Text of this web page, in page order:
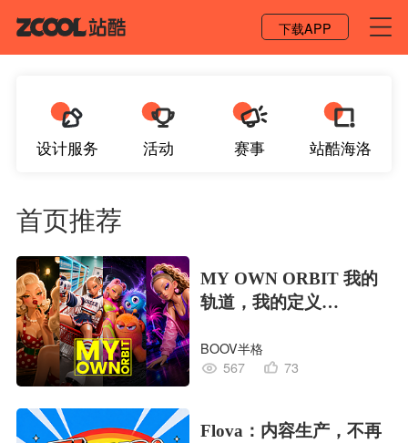
下载APP
设计服务 活动 赛事 站酷海洛
首页推荐
MY OWN ORBIT 我的
轨道，我的定义
对
BOOV半格
567
73
Flova：内容生产，不再